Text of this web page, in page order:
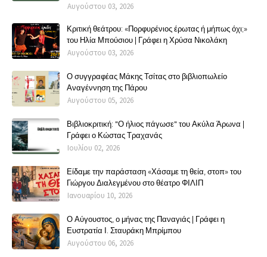
Αυγούστου 03, 2026
Κριτική θεάτρου: «Πορφυρένιος έρωτας ή μήπως όχι;»
του Ηλία Μπούσιου | Γράφει η Χρύσα Νικολάκη
Αυγούστου 03, 2026
Ο συγγραφέας Μάκης Τσίτας στο βιβλιοπωλείο
Αναγέννηση της Πάρου
Αυγούστου 05, 2026
Βιβλιοκριτική: "Ο ήλιος πάγωσε" του Ακύλα Άρωνα |
Γράφει ο Κώστας Τραχανάς
Ιουλίου 02, 2026
Είδαμε την παράσταση «Χάσαμε τη θεία, στοπ» του
Γιώργου Διαλεγμένου στο θέατρο ΦΙΛΙΠ
Ιανουαρίου 10, 2026
Ο Αύγουστος, ο μήνας της Παναγιάς | Γράφει η
Ευστρατία Ι. Σταυράκη Μπρίμπου
Αυγούστου 06, 2026